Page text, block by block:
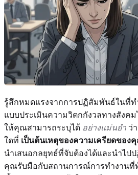
รู้สึกหมดแรงจากการปฏิสัมพันธ์ในที่ท
แบบประเมินความวิตกกังวลทางสังคม
ให้คุณสามารถระบุได้ อย่างแม่นยำ ว่
ใดที่ เป็นต้นเหตุของความเครียดของ
นำเสนอกลยุทธ์ที่จับต้องได้และนำไป
คุณรับมือกับสถานการณ์การทำงานที่